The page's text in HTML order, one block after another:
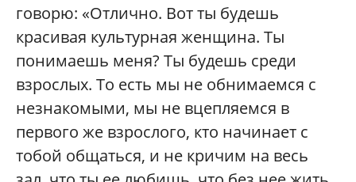
говорю: «Отлично. Вот ты будешь
красивая культурная женщина. Ты
понимаешь меня? Ты будешь среди
взрослых. То есть мы не обнимаемся с
незнакомыми, мы не вцепляемся в
первого же взрослого, кто начинает с
тобой общаться, и не кричим на весь